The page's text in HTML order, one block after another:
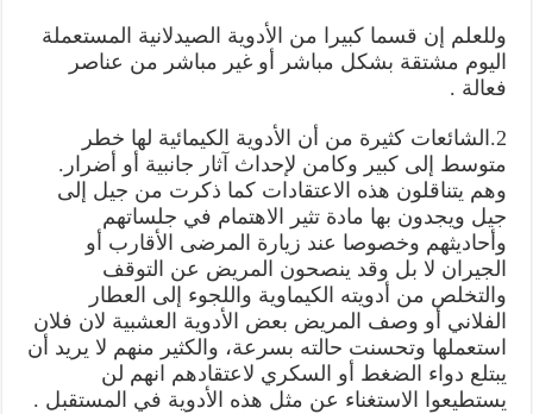
وللعلم إن قسما كبيرا من الأدوية الصيدلانية المستعملة
اليوم مشتقة بشكل مباشر أو غير مباشر من عناصر
فعالة .
2.الشائعات كثيرة من أن الأدوية الكيمائية لها خطر
متوسط إلى كبير وكامن لإحداث آثار جانبية أو أضرار.
وهم يتناقلون هذه الاعتقادات كما ذكرت من جيل إلى
جيل ويجدون بها مادة تثير الاهتمام في جلساتهم
وأحاديثهم وخصوصا عند زيارة المرضى الأقارب أو
الجيران لا بل وقد ينصحون المريض عن التوقف
والتخلص من أدويته الكيماوية واللجوء إلى العطار
الفلاني أو وصف المريض بعض الأدوية العشبية لان فلان
استعملها وتحسنت حالته بسرعة، والكثير منهم لا يريد أن
يبتلع دواء الضغط أو السكري لاعتقادهم انهم لن
يستطيعوا الاستغناء عن مثل هذه الأدوية في المستقبل .